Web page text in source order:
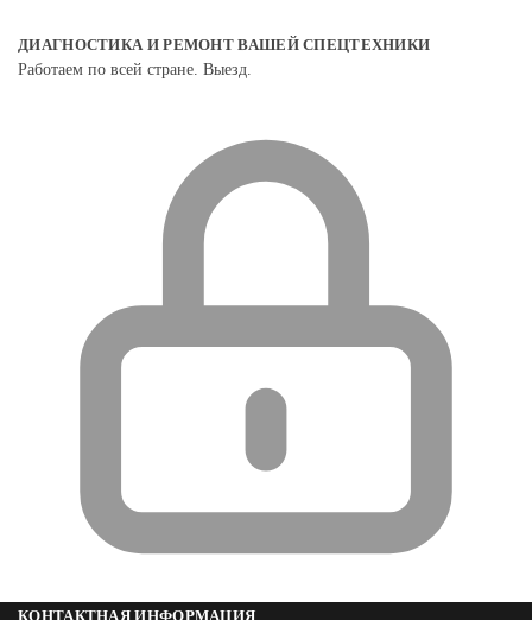
ДИАГНОСТИКА И РЕМОНТ ВАШЕЙ СПЕЦТЕХНИКИ
Работаем по всей стране. Выезд.
КОНТАКТНАЯ ИНФОРМАЦИЯ